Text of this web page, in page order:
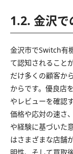
1.2. 金沢で
金沢市でSwitch有
て認知されること
だけ多くの顧客か
からです。優良店
やレビューを確認
価格や応対の速さ
や経験に基づいた
はさまざまな店舗